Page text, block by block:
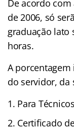
De acordo com
de 2006, só
graduação lato
horas.
A
do servidor, da
Para
Certificado